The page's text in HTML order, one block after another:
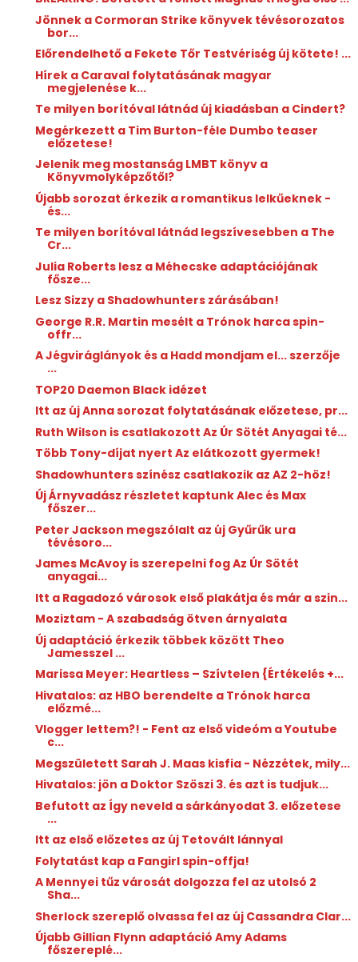
Jönnek a Cormoran Strike könyvek tévésorozatos
bor...
Előrendelhető a Fekete Tőr Testvériség új kötete! ...
Hírek a Caraval folytatásának magyar
megjelenése k...
Te milyen borítóval látnád új kiadásban a Cindert?
Megérkezett a Tim Burton-féle Dumbo teaser
előzetese!
Jelenik meg mostanság LMBT könyv a
Könyvmolyképzőtől?
Újabb sorozat érkezik a romantikus lelkűeknek -
és...
Te milyen borítóval látnád legszívesebben a The
Cr...
Julia Roberts lesz a Méhecske adaptációjának
fősze...
Lesz Sizzy a Shadowhunters zárásában!
George R.R. Martin mesélt a Trónok harca spin-
offr...
A Jégviráglányok és a Hadd mondjam el... szerzője
...
TOP20 Daemon Black idézet
Itt az új Anna sorozat folytatásának előzetese, pr...
Ruth Wilson is csatlakozott Az Úr Sötét Anyagai té...
Több Tony-díjat nyert Az elátkozott gyermek!
Shadowhunters színész csatlakozik az AZ 2-höz!
Új Árnyvadász részletet kaptunk Alec és Max
főszer...
Peter Jackson megszólalt az új Gyűrűk ura
tévésoro...
James McAvoy is szerepelni fog Az Úr Sötét
anyagai...
Itt a Ragadozó városok első plakátja és már a szin...
Moziztam - A szabadság ötven árnyalata
Új adaptáció érkezik többek között Theo
Jamesszel ...
Marissa Meyer: Heartless ​– Szívtelen {Értékelés +...
Hivatalos: az HBO berendelte a Trónok harca
előzmé...
Vlogger lettem?! - Fent az első videóm a Youtube
c...
Megszületett Sarah J. Maas kisfia - Nézzétek, mily...
Hivatalos: jön a Doktor Szöszi 3. és azt is tudjuk...
Befutott az Így neveld a sárkányodat 3. előzetese
...
Itt az első előzetes az új Tetovált lánnyal
Folytatást kap a Fangirl spin-offja!
A Mennyei tűz városát dolgozza fel az utolsó 2
Sha...
Sherlock szereplő olvassa fel az új Cassandra Clar...
Újabb Gillian Flynn adaptáció Amy Adams
főszereplé...